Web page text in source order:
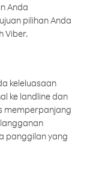
Anda
pilihan Anda
Viber.
keleluasaan
ke landline dan
memperpanjang
panggilan yang